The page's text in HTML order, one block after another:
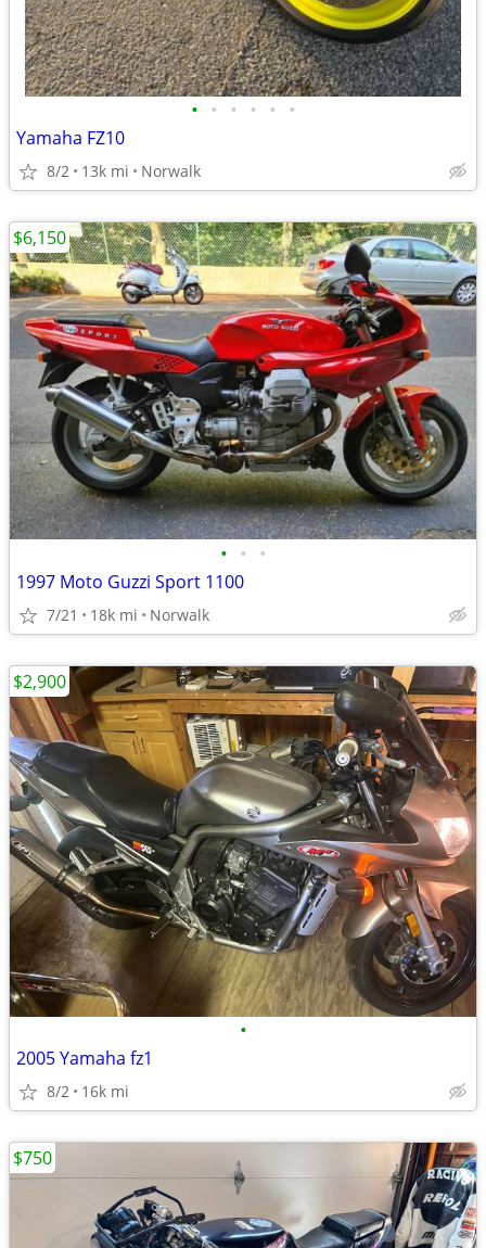
• • • • • •
Yamaha FZ10
8/2 13k mi Norwalk
• • •
1997 Moto Guzzi Sport 1100
7/21 18k mi Norwalk
$6,150
•
2005 Yamaha fz1
8/2 16k mi
$2,900
$750